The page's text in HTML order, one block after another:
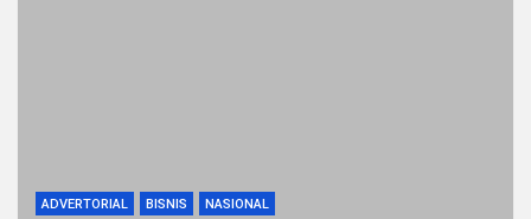
ADVERTORIAL BISNIS NASIONAL